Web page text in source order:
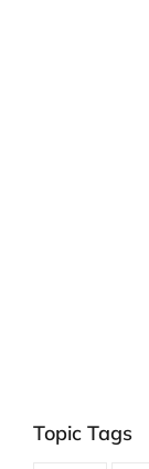
Topic Tags